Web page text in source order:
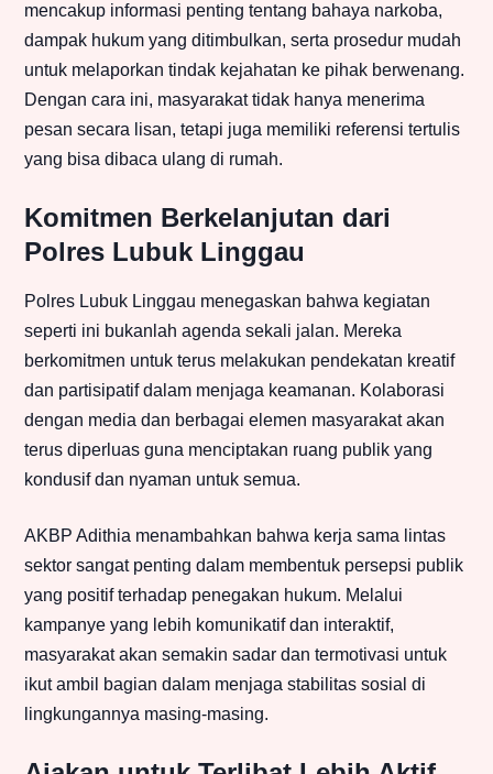
mencakup informasi penting tentang bahaya narkoba,
dampak hukum yang ditimbulkan, serta prosedur mudah
untuk melaporkan tindak kejahatan ke pihak berwenang.
Dengan cara ini, masyarakat tidak hanya menerima
pesan secara lisan, tetapi juga memiliki referensi tertulis
yang bisa dibaca ulang di rumah.
Komitmen Berkelanjutan dari
Polres Lubuk Linggau
Polres Lubuk Linggau menegaskan bahwa kegiatan
seperti ini bukanlah agenda sekali jalan. Mereka
berkomitmen untuk terus melakukan pendekatan kreatif
dan partisipatif dalam menjaga keamanan. Kolaborasi
dengan media dan berbagai elemen masyarakat akan
terus diperluas guna menciptakan ruang publik yang
kondusif dan nyaman untuk semua.
AKBP Adithia menambahkan bahwa kerja sama lintas
sektor sangat penting dalam membentuk persepsi publik
yang positif terhadap penegakan hukum. Melalui
kampanye yang lebih komunikatif dan interaktif,
masyarakat akan semakin sadar dan termotivasi untuk
ikut ambil bagian dalam menjaga stabilitas sosial di
lingkungannya masing-masing.